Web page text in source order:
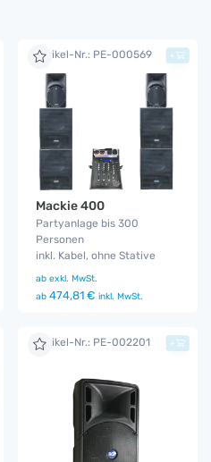
Artikel-Nr.: PE-000569
Mackie 400
Partyanlage bis 300
Personen
inkl. Kabel, ohne Stative
ab exkl. MwSt.
ab 474,81 € inkl. MwSt.
+
Artikel-Nr.: PE-002201 +